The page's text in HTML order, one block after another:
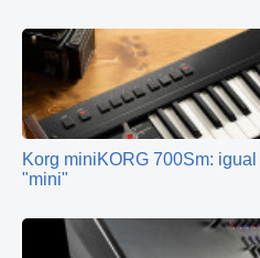
Korg miniKORG 700Sm:
"mini"